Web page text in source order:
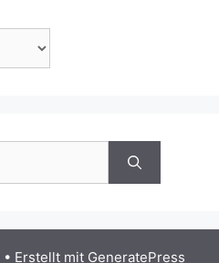
• Erstellt mit GeneratePress